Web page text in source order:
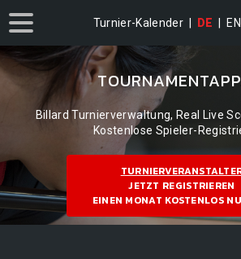
Turnier-Kalender DE EN
Billard Turnierverwaltung, Real Live
Kostenlose Spieler-
JETZT REGISTRIEREN
EINEN MONAT KOSTENLOS